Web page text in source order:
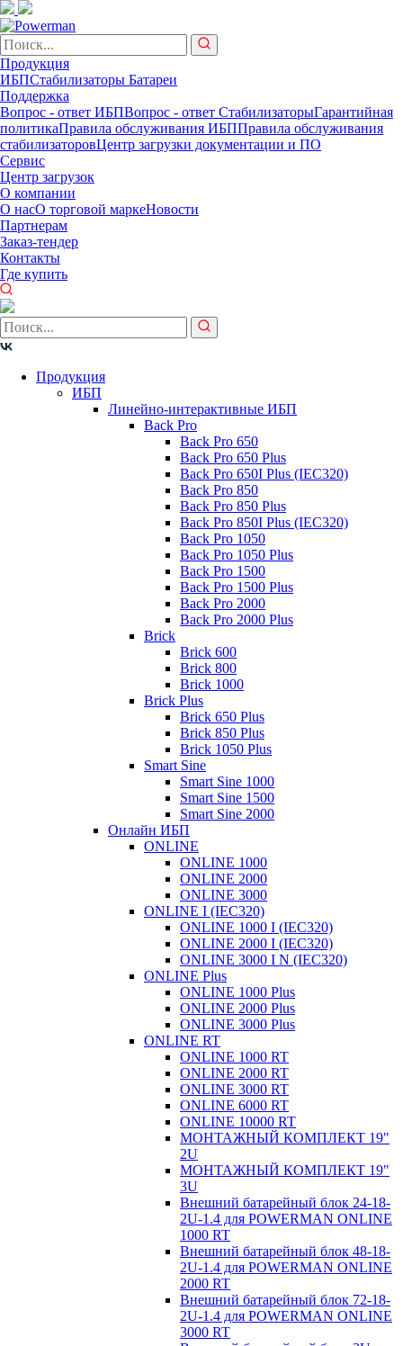
Продукция
ИБПСтабилизаторы Батареи
Поддержка
Вопрос - ответ ИБПВопрос - ответ СтабилизаторыГарантийная
политикаПравила обслуживания ИБППравила обслуживания
стабилизаторовЦентр загрузки документации и ПО
Сервис
Центр загрузок
О компании
О насО торговой маркеНовости
Партнерам
Заказ-тендер
Контакты
Где купить
Продукция
ИБП
Линейно-интерактивные ИБП
Back Pro
Back Pro 650
Back Pro 650 Plus
Back Pro 650I Plus (IEC320)
Back Pro 850
Back Pro 850 Plus
Back Pro 850I Plus (IEC320)
Back Pro 1050
Back Pro 1050 Plus
Back Pro 1500
Back Pro 1500 Plus
Back Pro 2000
Back Pro 2000 Plus
Brick
Brick 600
Brick 800
Brick 1000
Brick Plus
Brick 650 Plus
Brick 850 Plus
Brick 1050 Plus
Smart Sine
Smart Sine 1000
Smart Sine 1500
Smart Sine 2000
Онлайн ИБП
ONLINE
ONLINE 1000
ONLINE 2000
ONLINE 3000
ONLINE I (IEC320)
ONLINE 1000 I (IEC320)
ONLINE 2000 I (IEC320)
ONLINE 3000 I N (IEC320)
ONLINE Plus
ONLINE 1000 Plus
ONLINE 2000 Plus
ONLINE 3000 Plus
ONLINE RT
ONLINE 1000 RT
ONLINE 2000 RT
ONLINE 3000 RT
ONLINE 6000 RT
ONLINE 10000 RT
МОНТАЖНЫЙ КОМПЛЕКТ 19"
2U
МОНТАЖНЫЙ КОМПЛЕКТ 19"
3U
Внешний батарейный блок 24-18-
2U-1.4 для POWERMAN ONLINE
1000 RT
Внешний батарейный блок 48-18-
2U-1.4 для POWERMAN ONLINE
2000 RT
Внешний батарейный блок 72-18-
2U-1.4 для POWERMAN ONLINE
3000 RT